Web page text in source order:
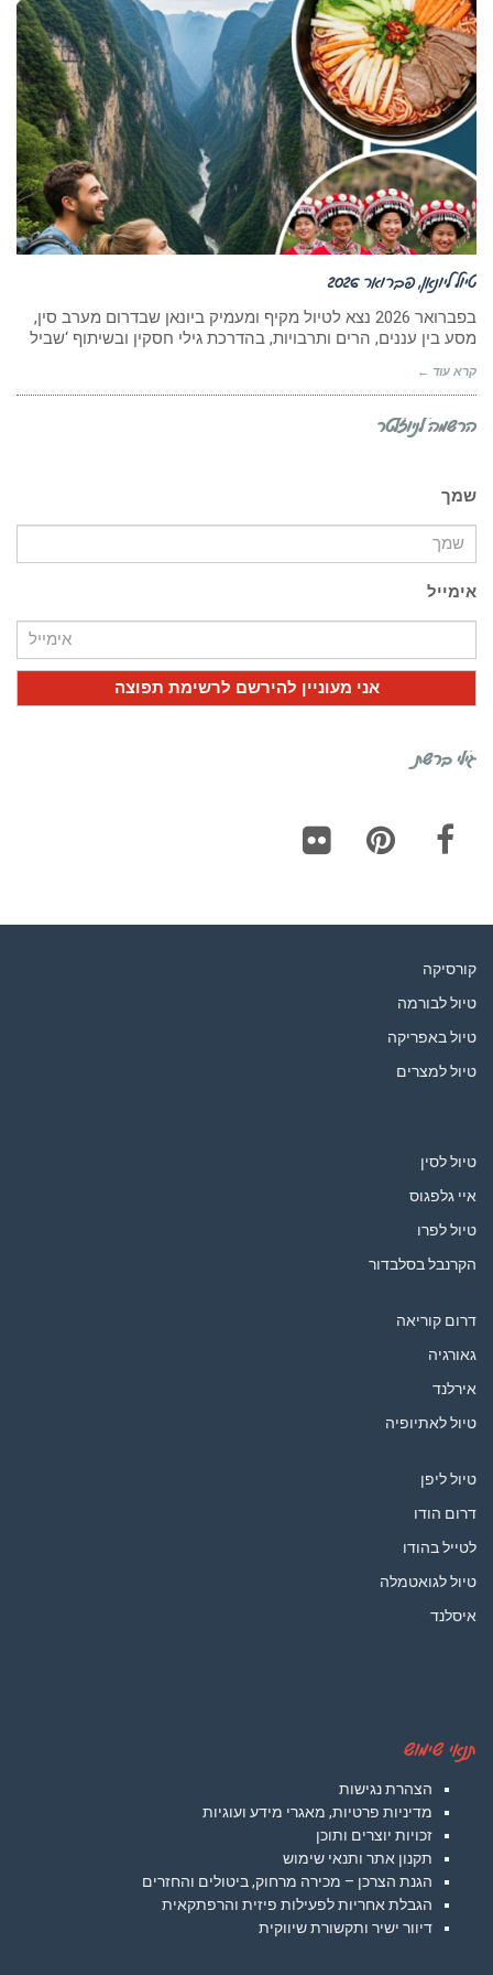
טיול ליונאן, פברואר 2026
בפברואר 2026 נצא לטיול מקיף ומעמיק ביונאן שבדרום מערב סין,
מסע בין עננים, הרים ותרבויות, בהדרכת גילי חסקין ובשיתוף ‘שביל
קרא עוד ←
הרשמה לניוזלטר
שמך
אימייל
גילי ברשת
קורסיקה
טיול לבורמה
טיול באפריקה
טיול למצרים
טיול לסין
איי גלפגוס
טיול לפרו
הקרנבל בסלבדור
דרום קוריאה
גאורגיה
אירלנד
טיול לאתיופיה
טיול ליפן
דרום הודו
לטייל בהודו
טיול לגואטמלה
איסלנד
תנאי שימוש
הצהרת נגישות
מדיניות פרטיות, מאגרי מידע ועוגיות
זכויות יוצרים ותוכן
תקנון אתר ותנאי שימוש
הגנת הצרכן – מכירה מרחוק, ביטולים והחזרים
הגבלת אחריות לפעילות פיזית והרפתקאית
דיוור ישיר ותקשורת שיווקית